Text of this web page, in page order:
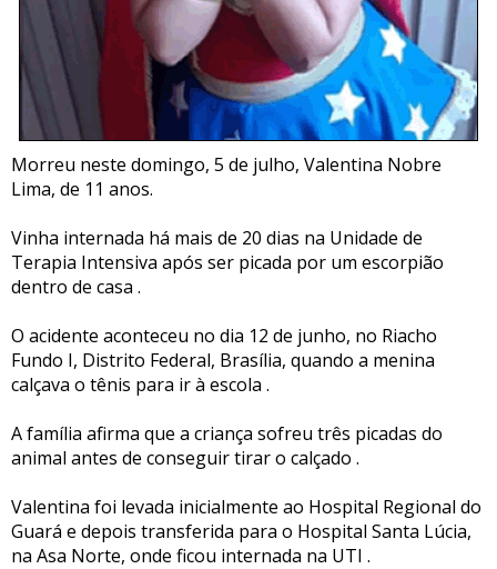
Morreu neste domingo, 5 de julho, Valentina Nobre
Lima, de 11 anos.
Vinha internada há mais de 20 dias na Unidade de
Terapia Intensiva após ser picada por um escorpião
dentro de casa .
O acidente aconteceu no dia 12 de junho, no Riacho
Fundo I, Distrito Federal, Brasília, quando a menina
calçava o tênis para ir à escola .
A família afirma que a criança sofreu três picadas do
animal antes de conseguir tirar o calçado .
Valentina foi levada inicialmente ao Hospital Regional do
Guará e depois transferida para o Hospital Santa Lúcia,
na Asa Norte, onde ficou internada na UTI .